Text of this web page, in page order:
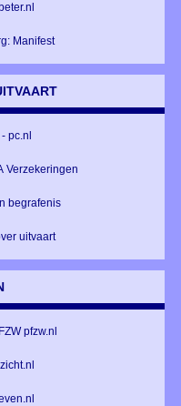
Manifest
pc.nl
Verzekeringen
begrafenis
uitvaart
pfzw.nl